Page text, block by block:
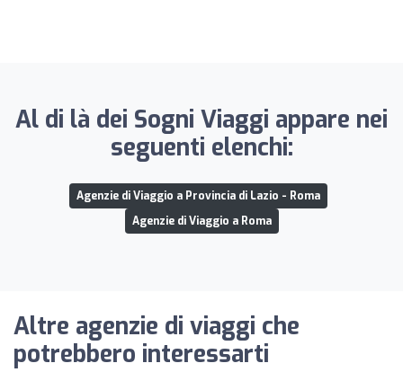
Al di là dei Sogni Viaggi appare nei
seguenti elenchi:
Agenzie di Viaggio a Provincia di Lazio - Roma
Agenzie di Viaggio a Roma
Altre agenzie di viaggi che
potrebbero interessarti